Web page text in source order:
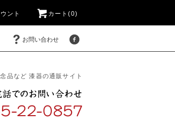
ント カート(0)
お問い合わせ
品など 漆器の通販サイト